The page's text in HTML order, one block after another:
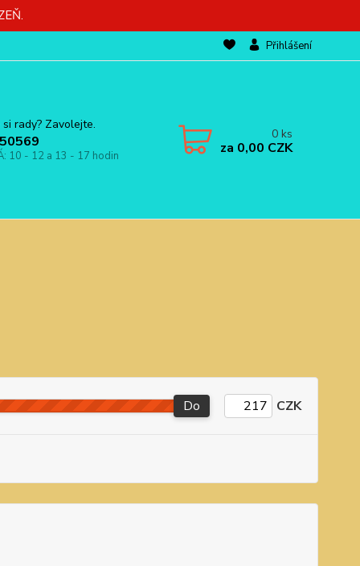
Přihlášení
rady? Zavolejte.
10 - 12 a 13 - 17 hodin
0 ks
za 0,00 CZK
Do CZK